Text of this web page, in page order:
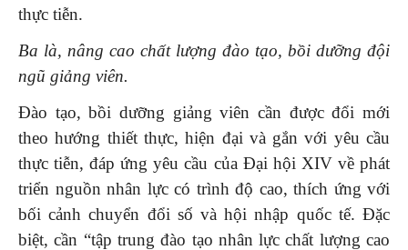
thực tiễn.
Ba là, nâng cao chất lượng đào tạo, bồi dưỡng đội
ngũ giảng viên.
Đào tạo, bồi dưỡng giảng viên cần được đổi mới
theo hướng thiết thực, hiện đại và gắn với yêu cầu
thực tiễn, đáp ứng yêu cầu của Đại hội XIV về phát
triển nguồn nhân lực có trình độ cao, thích ứng với
bối cảnh chuyển đổi số và hội nhập quốc tế. Đặc
biệt, cần “tập trung đào tạo nhân lực chất lượng cao